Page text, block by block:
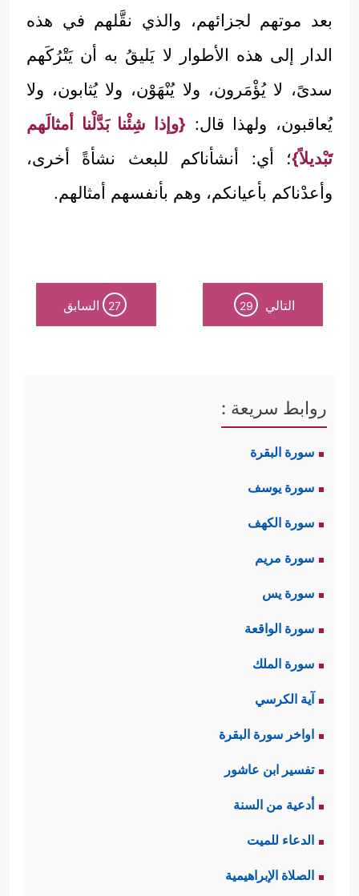
بعد موتهم لجزائهم، والذي نقَّلهم في هذه
الدار إلى هذه الأطوار لا يَليقُ به أن يَتْرُكَهم
سدىً، لا يُؤْمَرون، ولا يُنْهَوْن، ولا يُثابون، ولا
يُعاقبون، ولهذا قال: {وإذا شِئْنا بَدَّلْنا أمثالَهم
تَبْديلاً}؛ أي: أنشأناكم للبعث نشأةً أخرى،
وأعدْناكم بأعيانكم، وهم بأنفسهم أمثالهم.
التالي 29
27 السابق
روابط سريعة :
سورة البقرة
سورة يوسف
سورة الكهف
سورة مريم
سورة يس
سورة الواقعة
سورة الملك
آية الكرسي
اواخر سورة البقرة
تفسير ابن عاشور
أدعية من السنة
الدعاء للميت
الصلاة الإبراهيمية